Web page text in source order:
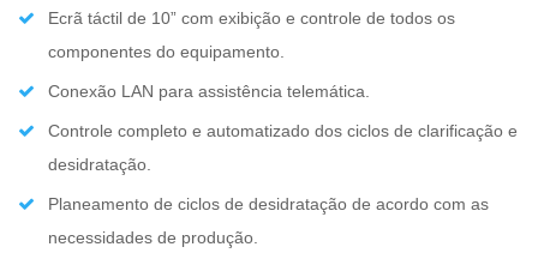
Ecrã táctil de 10” com exibição e controle de todos os
componentes do equipamento.
Conexão LAN para assistência telemática.
Controle completo e automatizado dos ciclos de clarificação e
desidratação.
Planeamento de ciclos de desidratação de acordo com as
necessidades de produção.